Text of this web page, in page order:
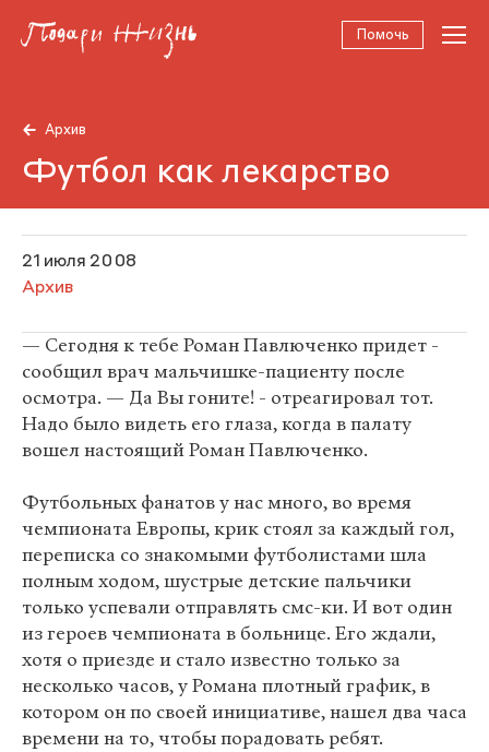
Помочь
Архив
Футбол как лекарство
21 июля 2008
Архив
— Сегодня к тебе Роман Павлюченко придет -
сообщил врач мальчишке-пациенту после
осмотра. — Да Вы гоните! - отреагировал тот.
Надо было видеть его глаза, когда в палату
вошел настоящий Роман Павлюченко.
Футбольных фанатов у нас много, во время
чемпионата Европы, крик стоял за каждый гол,
переписка со знакомыми футболистами шла
полным ходом, шустрые детские пальчики
только успевали отправлять смс-ки. И вот один
из героев чемпионата в больнице. Его ждали,
хотя о приезде и стало известно только за
несколько часов, у Романа плотный график, в
котором он по своей инициативе, нашел два часа
времени на то, чтобы порадовать ребят.